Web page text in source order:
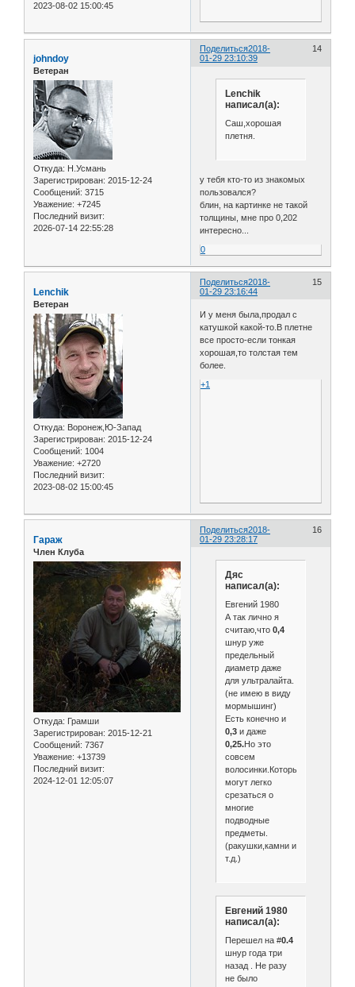
2023-08-02 15:00:45
Поделиться 14
2018-
01-29 23:10:39
johndoy
Ветеран
Откуда: Н.Усмань
Зарегистрирован: 2015-12-24
Сообщений: 3715
Уважение: +7245
Последний визит:
2026-07-14 22:55:28
Lenchik
написал(а):
Саш,хорошая
плетня.
у тебя кто-то из знакомых
пользовался?
блин, на картинке не такой
толщины, мне про 0,202
интересно...
0
Поделиться 15
2018-
01-29 23:16:44
Lenchik
Ветеран
Откуда: Воронеж,Ю-Запад
Зарегистрирован: 2015-12-24
Сообщений: 1004
Уважение: +2720
Последний визит:
2023-08-02 15:00:45
И у меня была,продал с
катушкой какой-то.В плетне
все просто-если тонкая
хорошая,то толстая тем
более.
+1
Поделиться 16
2018-
01-29 23:28:17
Гараж
Член Клуба
Откуда: Грамши
Зарегистрирован: 2015-12-21
Сообщений: 7367
Уважение: +13739
Последний визит:
2024-12-01 12:05:07
Дяс
написал(а):
Евгений 1980
А так лично я
считаю,что0,4
шнур уже
предельный
диаметр даже
для ультралайта.
(не имею в виду
мормышинг)
Есть конечно и
0,3и даже
0,25.Но это
совсем
волосинки.Которые
могут легко
срезаться о
многие
подводные
предметы.
(ракушки,камни и
т.д.)
Евгений 1980
написал(а):
Перешел на #0.4
шнур года три
назад . Не разу
не было